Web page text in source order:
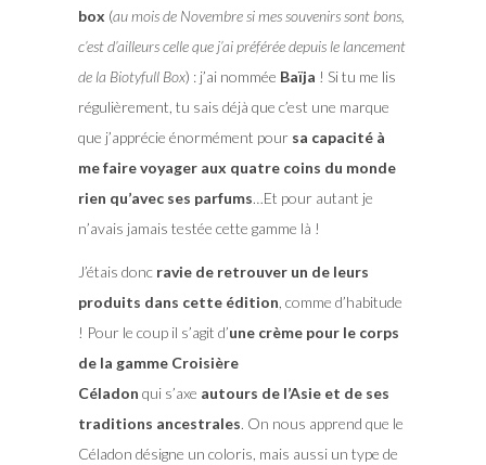
box (au mois de Novembre si mes souvenirs sont bons,
c’est d’ailleurs celle que j’ai préférée depuis le lancement
de la Biotyfull Box) : j’ai nommée Baïja ! Si tu me lis
régulièrement, tu sais déjà que c’est une marque
que j’apprécie énormément poursa capacité à
me faire voyager aux quatre coins du monde
rien qu’avec ses parfums…Et pour autant je
n’avais jamais testée cette gamme là !
J’étais donc ravie de retrouver un de leurs
produits dans cette édition , comme d’habitude
! Pour le coup il s’agit d’une crème pour le corps
de la gamme Croisière
Céladon qui s’axe autours de l’Asie et de ses
traditions ancestrales. On nous apprend que le
Céladon désigne un coloris, mais aussi un type de